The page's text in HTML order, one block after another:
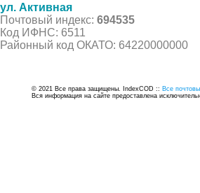
ул. Активная
Почтовый индекс: 694535
Код ИФНС: 6511
Районный код ОКАТО: 64220000000
© 2021 Все права защищены. IndexCOD :: Все
Вся информация на сайте предоставлена